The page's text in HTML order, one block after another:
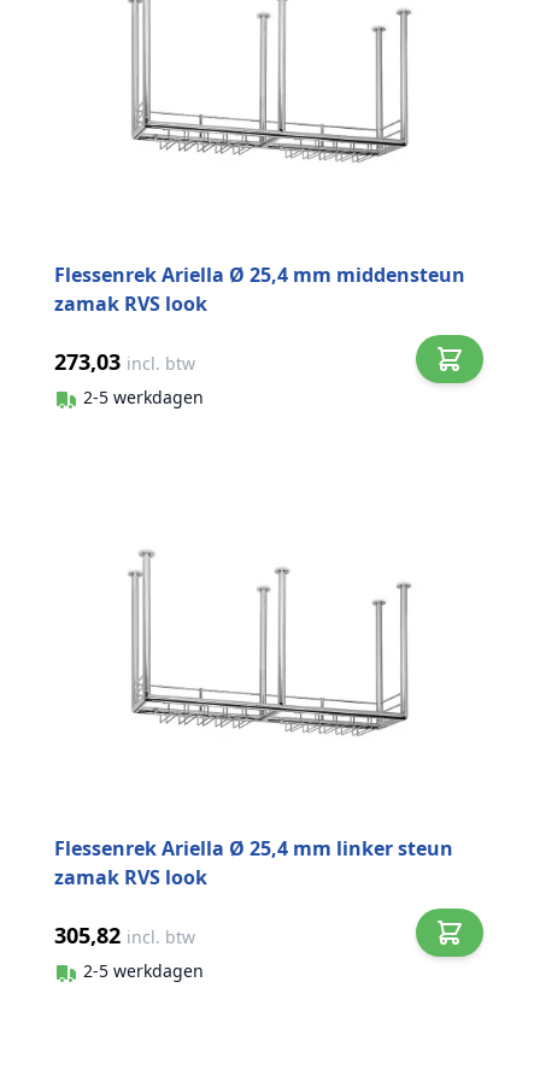
Flessenrek Ariella Ø 25,4 mm middensteun
zamak RVS look
273,03 incl. btw
2-5 werkdagen
Flessenrek Ariella Ø 25,4 mm linker steun
zamak RVS look
305,82 incl. btw
2-5 werkdagen